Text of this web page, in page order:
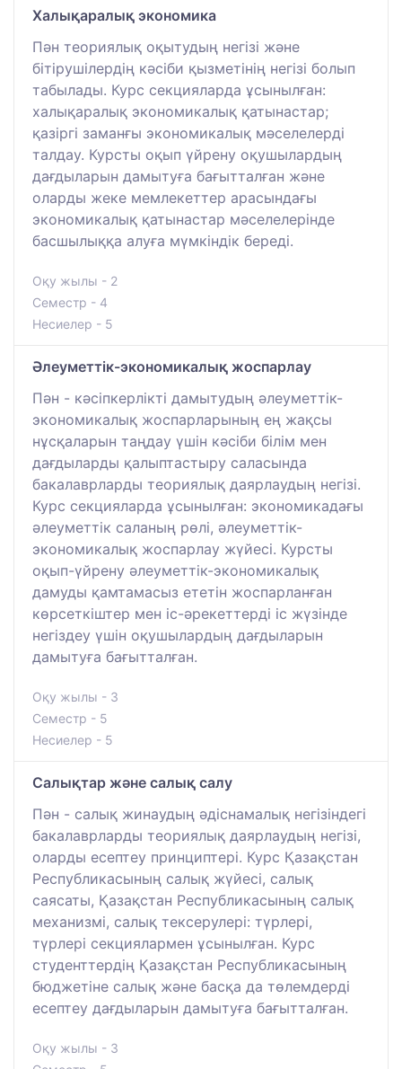
Халықаралық экономика
Пән теориялық оқытудың негізі және
бітірушілердің кәсіби қызметінің негізі болып
табылады. Курс секцияларда ұсынылған:
халықаралық экономикалық қатынастар;
қазіргі заманғы экономикалық мәселелерді
талдау. Курсты оқып үйрену оқушылардың
дағдыларын дамытуға бағытталған және
оларды жеке мемлекеттер арасындағы
экономикалық қатынастар мәселелерінде
басшылыққа алуға мүмкіндік береді.
Оқу жылы - 2
Семестр - 4
Несиелер - 5
Әлеуметтік-экономикалық жоспарлау
Пән - кәсіпкерлікті дамытудың әлеуметтік-
экономикалық жоспарларының ең жақсы
нұсқаларын таңдау үшін кәсіби білім мен
дағдыларды қалыптастыру саласында
бакалаврларды теориялық даярлаудың негізі.
Курс секцияларда ұсынылған: экономикадағы
әлеуметтік саланың рөлі, әлеуметтік-
экономикалық жоспарлау жүйесі. Курсты
оқып-үйрену әлеуметтік-экономикалық
дамуды қамтамасыз ететін жоспарланған
көрсеткіштер мен іс-әрекеттерді іс жүзінде
негіздеу үшін оқушылардың дағдыларын
дамытуға бағытталған.
Оқу жылы - 3
Семестр - 5
Несиелер - 5
Салықтар және салық салу
Пән - салық жинаудың әдіснамалық негізіндегі
бакалаврларды теориялық даярлаудың негізі,
оларды есептеу принциптері. Курс Қазақстан
Республикасының салық жүйесі, салық
саясаты, Қазақстан Республикасының салық
механизмі, салық тексерулері: түрлері,
түрлері секциялармен ұсынылған. Курс
студенттердің Қазақстан Республикасының
бюджетіне салық және басқа да төлемдерді
есептеу дағдыларын дамытуға бағытталған.
Оқу жылы - 3